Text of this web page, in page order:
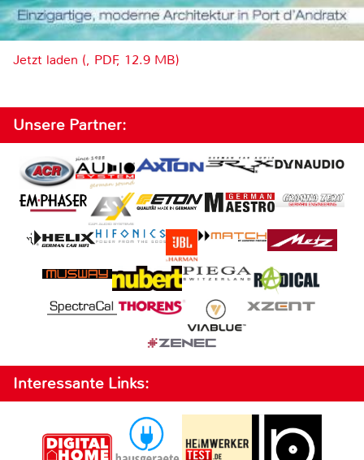
Jetzt laden (, PDF, 12.9 MB)
Unsere Partner:
Interessante Links: